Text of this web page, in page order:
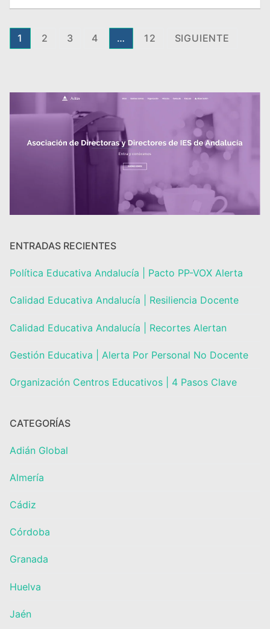
Paginación
1 2 3 4 … 12 SIGUIENTE
ENTRADAS RECIENTES
Política Educativa Andalucía | Pacto PP-VOX Alerta
Calidad Educativa Andalucía | Resiliencia Docente
Calidad Educativa Andalucía | Recortes Alertan
Gestión Educativa | Alerta Por Personal No Docente
Organización Centros Educativos | 4 Pasos Clave
CATEGORÍAS
Adián Global
Almería
Cádiz
Córdoba
Granada
Huelva
Jaén